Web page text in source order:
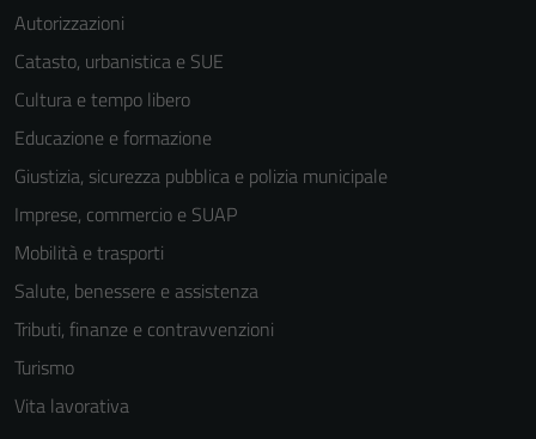
Autorizzazioni
Catasto, urbanistica e SUE
Cultura e tempo libero
Educazione e formazione
Giustizia, sicurezza pubblica e polizia municipale
Imprese, commercio e SUAP
Mobilità e trasporti
Salute, benessere e assistenza
Tributi, finanze e contravvenzioni
Turismo
Vita lavorativa